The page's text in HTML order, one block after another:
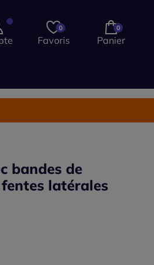
0
Favoris
0
Panier
bandes de
latérales